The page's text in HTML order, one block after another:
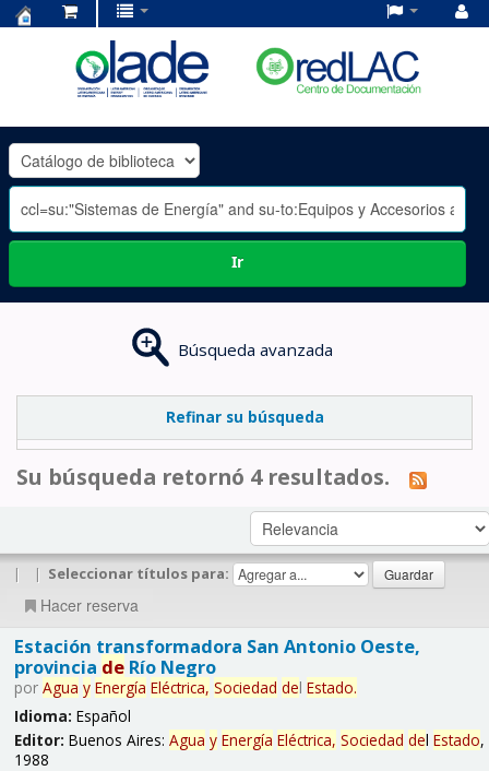
OLADE
-
Ir
Búsqueda avanzada
Refinar su búsqueda
Su búsqueda retornó 4 resultados.
| | Seleccionar títulos para:
Hacer reserva
Estación transformadora San Antonio Oeste,
provincia deRío Negro
por Agua y Energía Eléctrica, Sociedad del Estado.
Idioma: Español
Editor: Buenos Aires: Agua y Energía Eléctrica, Sociedad del Estado,
1988